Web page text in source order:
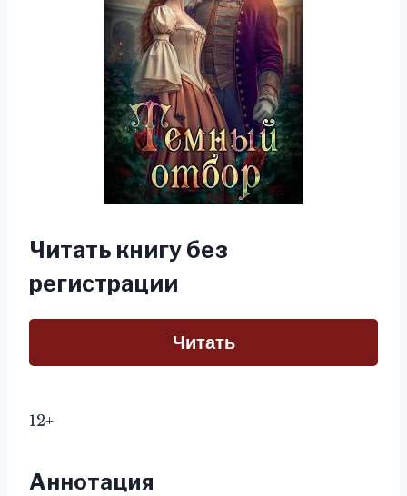
Читать книгу без
регистрации
Читать
12+
Аннотация